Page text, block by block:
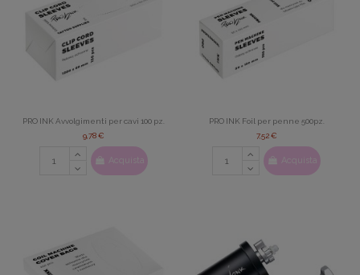
PRO INK Avvolgimenti per cavi 100 pz.
9,78 €
Acquista
PRO INK Foil per penne 500pz.
7,52 €
Acquista